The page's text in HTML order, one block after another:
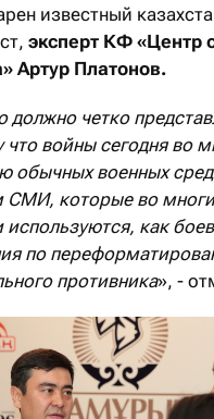
известный
эксперт КФ «Центр
Артур Платонов.
должно четко
войны сегодня во
обычных военных
СМИ, которые во
используются, как
по
противника», -